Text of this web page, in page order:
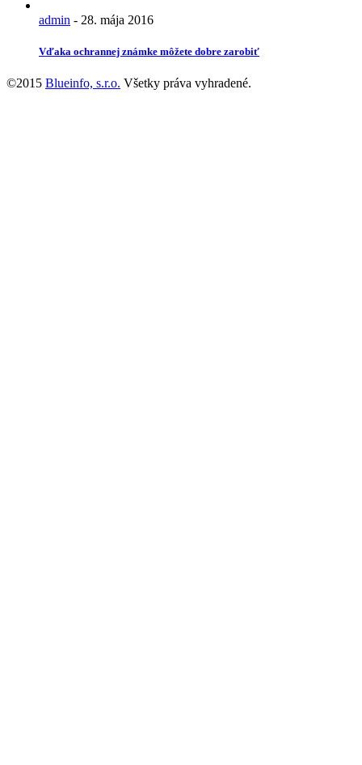
admin - 28. mája 2016
Vďaka ochrannej známke môžete dobre zarobiť
©2015 Blueinfo, s.r.o. Všetky práva vyhradené.